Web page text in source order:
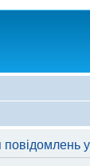
повідомлень